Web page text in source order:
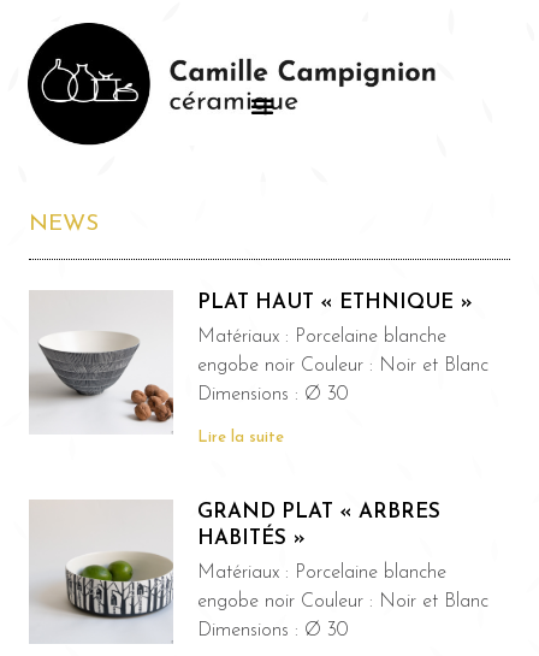
NEWS
PLAT HAUT « ETHNIQUE »
Matériaux : Porcelaine blanche
engobe noir Couleur : Noir et Blanc
Dimensions : Ø 30
Lire la suite
GRAND PLAT « ARBRES
HABITÉS »
Matériaux : Porcelaine blanche
engobe noir Couleur : Noir et Blanc
Dimensions : Ø 30